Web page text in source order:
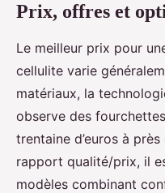
Prix, offres et
Le meilleur prix pour
cellulite varie
matériaux, la
observe des
trentaine d’euros à
rapport qualité/prix, il
modèles combinant